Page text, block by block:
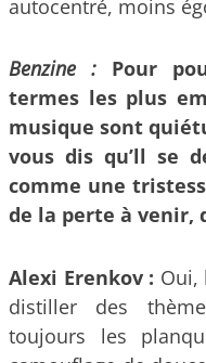
autocentré, moins
Benzine :
Pour
termes les plus
musique sont
vous dis qu’ll se
comme une
de la perte à venir,
Alexi Erenkov : Oui,
distiller des
toujours les